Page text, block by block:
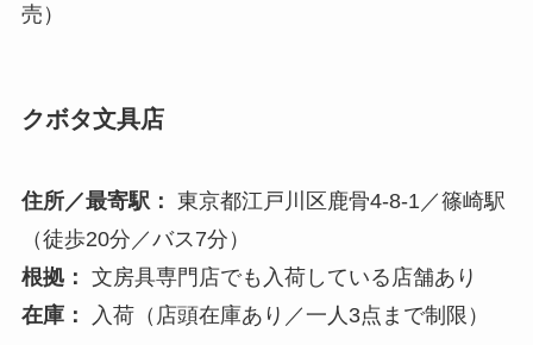
売）
クボタ文具店
住所／最寄駅： 東京都江戸川区鹿骨4-8-1／篠崎駅
（徒歩20分／バス7分）
根拠： 文房具専門店でも入荷している店舗あり
在庫：
入荷（店頭在庫あり／一人3点まで制限）